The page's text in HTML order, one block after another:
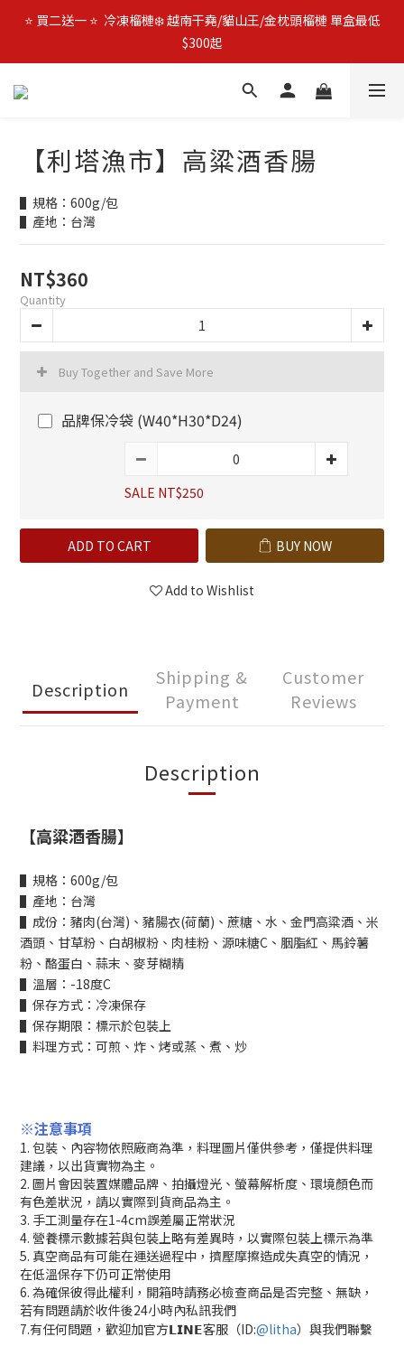
🚛 官網限時$𝟵𝟵𝟵免運 | 🔥 父親節加碼優惠 🔥 日本全殼生蠔2L 買
3包優惠價$1080 (免運費)
⭐️ 買二送一 ⭐️  冷凍榴槤❄️ 越南干堯/貓山王/金枕頭榴槤 單盒最低
$300起
🔥 父親節優惠殺 🔥 挪威鮭魚片4包$888
🚛 官網限時$𝟵𝟵𝟵免運 | 🔥 父親節加碼優惠 🔥 日本全殼生蠔2L 買
3包優惠價$1080 (免運費)
【利塔漁市】高粱酒香腸
▌規格：600g/包
▌產地：台灣
NT$360
Quantity
Buy Together and Save More
品牌保冷袋 (W40*H30*D24)
SALE NT$250
ADD TO CART BUY NOW
Add to Wishlist
Description
Shipping &
Payment
Customer
Reviews
Description
【高粱酒香腸】
▌規格：600g/包
▌產地：台灣
▌成份：豬肉(台灣)、豬腸衣(荷蘭)、蔗糖、水、金門高粱酒、米
酒頭、甘草粉、白胡椒粉、肉桂粉、源味糖C、胭脂紅、馬鈴薯
粉、酪蛋白、蒜末、麥芽糊精
▌溫層：-18度C
▌保存方式：冷凍保存
▌保存期限：標示於包裝上
▌料理方式：可煎、炸、烤或蒸、煮、炒
※注意事項
1. 包裝、內容物依照廠商為準，料理圖片僅供參考，僅提供料理
建議，以出貨實物為主。
2. 圖片會因裝置媒體品牌、拍攝燈光、螢幕解析度、環境顏色而
有色差狀況，請以實際到貨商品為主。
3. 手工測量存在1-4cm誤差屬正常狀況
4. 營養標示數據若與包裝上略有差異時，以實際包裝上標示為準
5. 真空商品有可能在運送過程中，擠壓摩擦造成失真空的情況，
在低溫保存下仍可正常使用
6. 為確保彼得此權利，開箱時請務必檢查商品是否完整、無缺，
若有問題請於收件後24小時內私訊我們
7.有任何問題，歡迎加官方𝗟𝗜𝗡𝗘客服（ID:@litha）與我們聯繫